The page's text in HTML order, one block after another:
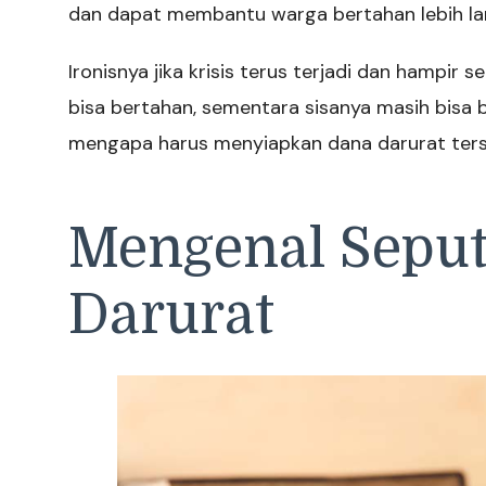
dan dapat membantu warga bertahan lebih
Ironisnya jika krisis terus terjadi dan hampir
bisa bertahan, sementara sisanya masih
mengapa harus menyiapkan dana darurat
Mengenal
Darurat